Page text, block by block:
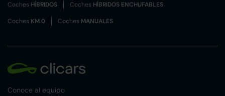
Coches HÍBRIDOS Coches HÍBRIDOS ENCHUFABLES
Coches KM 0 Coches MANUALES
Conoce al equipo